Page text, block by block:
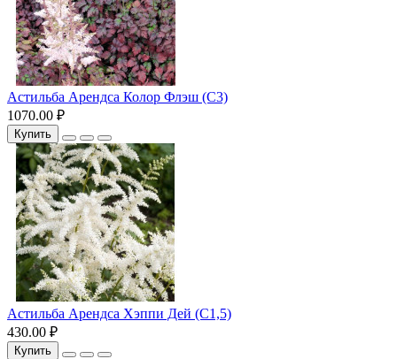
Астильба Арендса Колор Флэш (С3)
1070.00 ₽
Купить
Астильба Арендса Хэппи Дей (С1,5)
430.00 ₽
Купить